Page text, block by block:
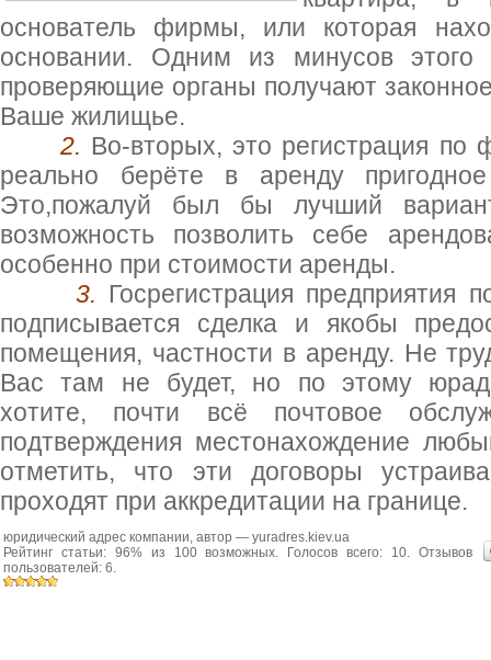
основатель фирмы, или которая
основании. Одним из минусов этого
проверяющие органы получают
Ваше жилищье.
2. Во-вторых, это регистрация по
реально берёте в аренду
Это,пожалуй был бы лучший
возможность позволить себе
особенно при стоимости аренды.
3. Госрегистрация предприятия
подписывается сделка и якобы
помещения, частности в аренду. Не
Вас там не будет, но по этому
хотите, почти всё почтовое
подтверждения местонахождение
отметить, что эти договоры
проходят при аккредитации на границе.
юридический адрес компании, автор — yuradres.kiev.ua
Рейтинг статьи: 96% из 100возможных. Голосов всего: 10. Отзывов
пользователей: 6.